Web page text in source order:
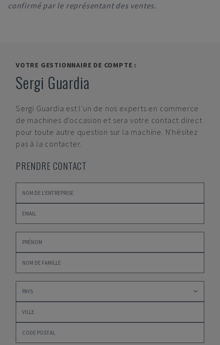
confirmé par le représentant des ventes.
VOTRE GESTIONNAIRE DE COMPTE :
Sergi Guardia
Sergi Guardia est l'un de nos experts en commerce
de machines d'occasion et sera votre contact direct
pour toute autre question sur la machine. N'hésitez
pas à la contacter.
PRENDRE CONTACT